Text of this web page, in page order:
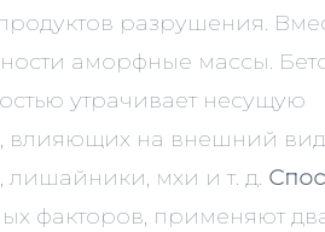
разрушения.
аморфные массы.
утрачивает несущую
влияющих на внешний
лишайники, мхи и т. д.
факторов, применяют